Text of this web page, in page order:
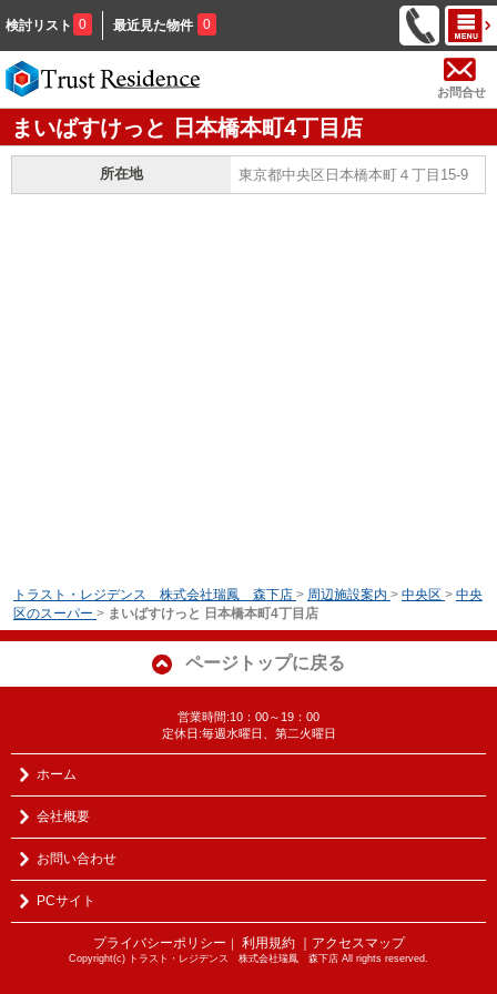
検討リスト 0 最近見た物件 0
お問合せ
まいばすけっと 日本橋本町4丁目店
所在地 東京都中央区日本橋本町４丁目15-9
トラスト・レジデンス 株式会社瑞鳳 森下店 > 周辺施設案内 > 中央区 > 中央
区のスーパー > まいばすけっと 日本橋本町4丁目店
ページトップに戻る
営業時間:10：00～19：00
定休日:毎週水曜日、第二火曜日
ホーム
会社概要
お問い合わせ
PCサイト
プライバシーポリシー ｜ 利用規約 ｜アクセスマップ
Copyright(c) トラスト・レジデンス 株式会社瑞鳳 森下店 All rights reserved.